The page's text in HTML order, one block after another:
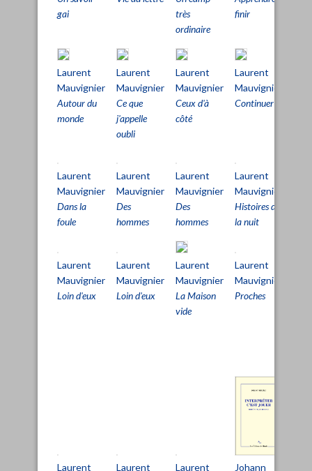
gai
très
ordinaire
finir
Laurent
Mauvignier
Autour du
monde
Laurent
Mauvignier
Ce que
j'appelle
oubli
Laurent
Mauvignier
Ceux d'à
côté
Laurent
Mauvignier
Continuer
Laurent
Mauvignier
Dans la
foule
Laurent
Mauvignier
Des
hommes
Laurent
Mauvignier
Des
hommes
Laurent
Mauvignier
Histoires de
la nuit
Laurent
Mauvignier
Loin d'eux
Laurent
Mauvignier
Loin d'eux
Laurent
Mauvignier
La Maison
vide
Laurent
Mauvignier
Proches
Laurent
Laurent
Laurent
Johann